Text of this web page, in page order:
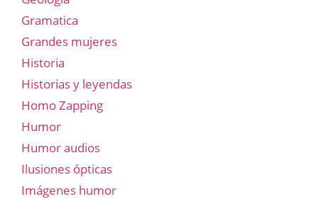
Gramatica
Grandes mujeres
Historia
Historias y leyendas
Homo Zapping
Humor
Humor audios
Ilusiones ópticas
Imágenes humor